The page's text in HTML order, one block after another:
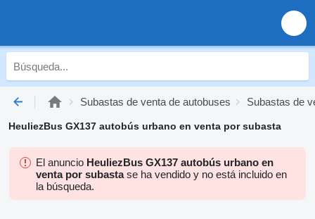
Subastas de venta de autobuses Subastas de
HeuliezBus GX137 autobús urbano en venta por subasta
El anuncio HeuliezBus GX137 autobús urbano en
venta por subastase ha vendido y no está incluido en
la búsqueda.